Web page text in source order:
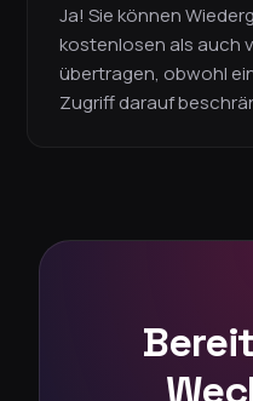
Ja! Sie können
kostenlosen als auch
übertragen, obwohl
Zugriff darauf